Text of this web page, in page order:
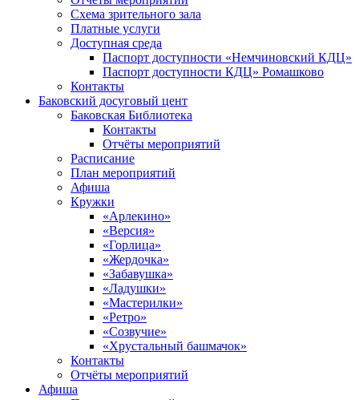
Схема зрительного зала
Платные услуги
Доступная среда
Паспорт доступности «Немчиновский КДЦ»
Паспорт доступности КДЦ» Ромашково
Контакты
Баковский досуговый цент
Баковская Библиотека
Контакты
Отчёты мероприятий
Расписание
План мероприятий
Афиша
Кружки
«Арлекино»
«Версия»
«Горлица»
«Жердочка»
«Забавушка»
«Ладушки»
«Мастерилки»
«Ретро»
«Созвучие»
«Хрустальный башмачок»
Контакты
Отчёты мероприятий
Афиша